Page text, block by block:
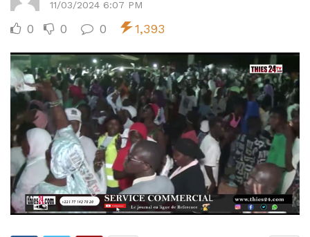
11/03/2024 6:07 PM
0 0 0 1,393